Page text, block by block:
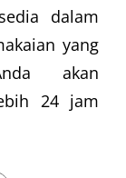
dalam
yang
akan
24 jam